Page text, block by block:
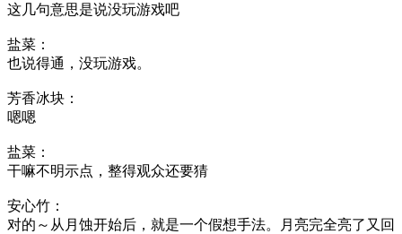
这几句意思是说没玩游戏吧
盐菜：
也说得通，没玩游戏。
芳香冰块：
嗯嗯
盐菜：
干嘛不明示点，整得观众还要猜
安心竹：
对的～从月蚀开始后，就是一个假想手法。月亮完全亮了又回